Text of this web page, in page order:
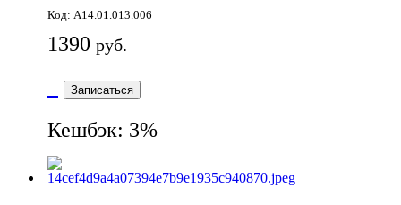
Код: А14.01.013.006
1390 руб.
Записаться
Кешбэк: 3%